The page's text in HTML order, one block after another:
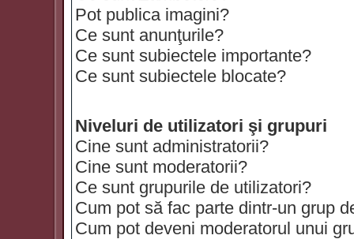
Pot publica imagini?
Ce sunt anunţurile?
Ce sunt subiectele importante?
Ce sunt subiectele blocate?
Niveluri de utilizatori şi grupuri
Cine sunt administratorii?
Cine sunt moderatorii?
Ce sunt grupurile de utilizatori?
Cum pot să fac parte dintr-un grup
Cum pot deveni moderatorul unui